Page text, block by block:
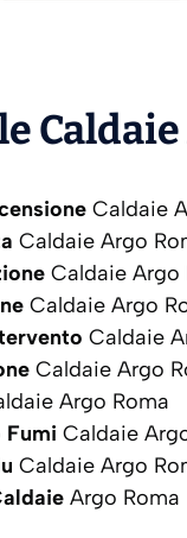
Caldaie
Caldaie
Caldaie Argo
Caldaie Argo
Caldaie Argo
Caldaie
Caldaie Argo
Argo Roma
Caldaie
Caldaie Argo
Argo Roma